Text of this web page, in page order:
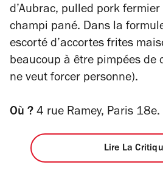
d’Aubrac, pulled pork
champi pané. Dans la
escorté d’accortes frites
beaucoup à être pimpées de
ne veut forcer personne).
Où ? 4 rue Ramey, Paris 18e.
Lire La